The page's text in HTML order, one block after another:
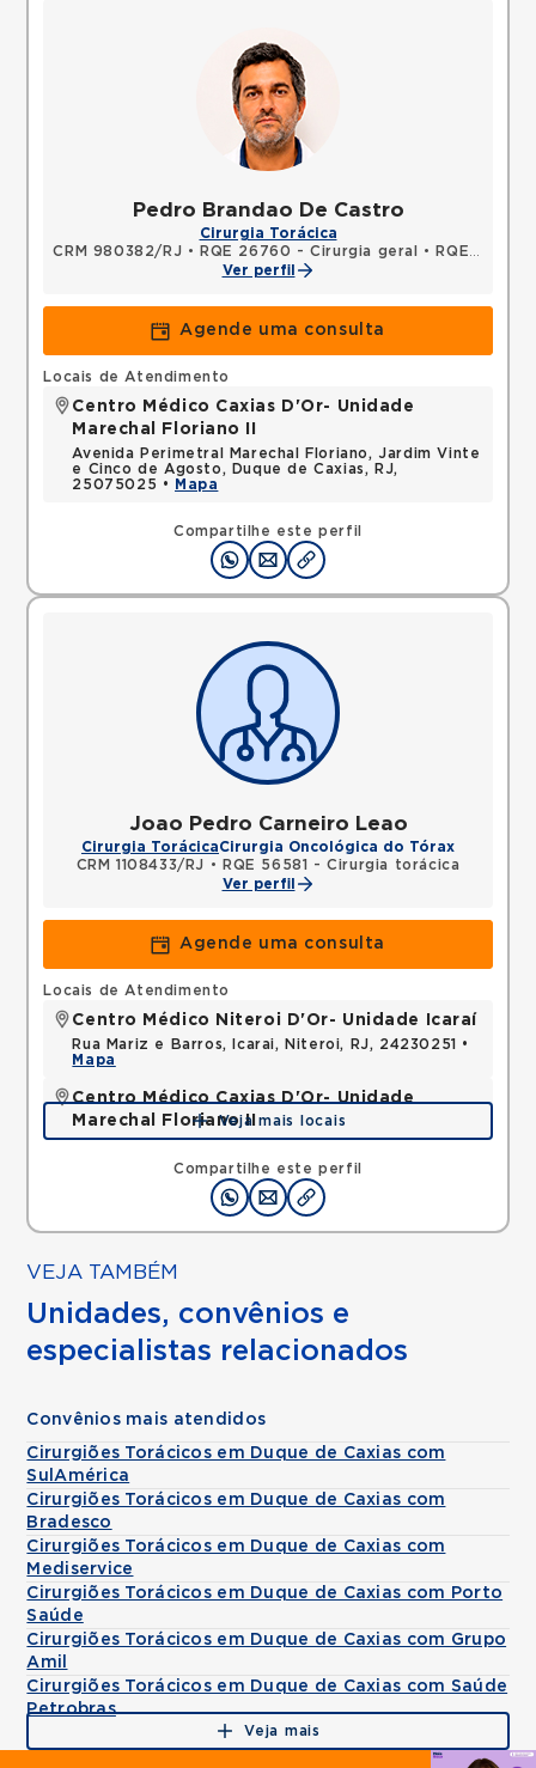
Pedro Brandao De Castro
Cirurgia Torácica
CRM 980382/RJ • RQE 26760 - Cirurgia geral •
RQE 31473 - Cirurgia torácica
Ver perfil
Agende uma consulta
Compartilhe este perfil
Locais de Atendimento
Centro Médico Caxias D'Or- Unidade
Marechal Floriano II
Avenida Perimetral Marechal Floriano, Jardim Vinte
e Cinco de Agosto, Duque de Caxias, RJ,
25075025 •
Mapa
Joao Pedro Carneiro Leao
Cirurgia TorácicaCirurgia Oncológica do Tórax
CRM 1108433/RJ •
RQE 56581 - Cirurgia torácica
Ver perfil
Agende uma consulta
Compartilhe este perfil
Locais de Atendimento
Centro Médico Niteroi D'Or- Unidade Icaraí
Rua Mariz e Barros, Icarai, Niteroi, RJ, 24230251 •
Mapa
Centro Médico Caxias D'Or- Unidade
Marechal Floriano II
Avenida Perimetral Marechal Floriano, Jardim Vinte
e Cinco de Agosto, Duque de Caxias, RJ,
25075025 •Mapa
Veja mais locais
VEJA TAMBÉM
Unidades, convênios e
especialistas relacionados
Convênios mais atendidos
Cirurgiões Torácicos em Duque de Caxias com
SulAmérica
Cirurgiões Torácicos em Duque de Caxias com
Bradesco
Cirurgiões Torácicos em Duque de Caxias com
Mediservice
Cirurgiões Torácicos em Duque de Caxias com Porto
Saúde
Cirurgiões Torácicos em Duque de Caxias com Grupo
Amil
Cirurgiões Torácicos em Duque de Caxias com Saúde
Petrobras
Veja mais